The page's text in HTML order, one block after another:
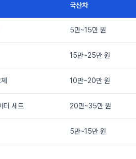
국산차
5만~15만 원
15만~25만 원
10만~20만 원
터 세트 20만~35만 원
5만~15만 원